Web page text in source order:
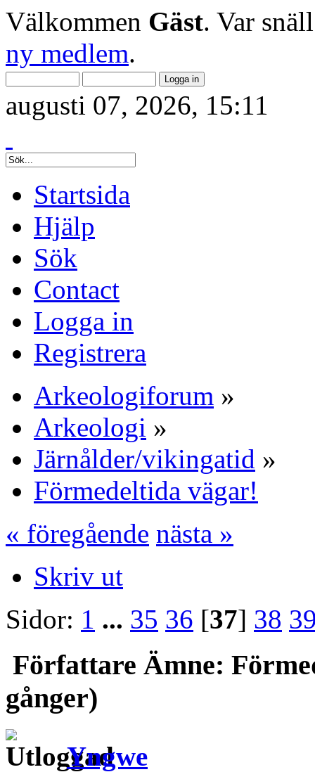
Välkommen Gäst. Var
ny medlem.
augusti 07, 2026, 15:11
Startsida
Hjälp
Sök
Contact
Logga in
Registrera
Arkeologiforum »
Arkeologi »
Järnålder/vikingatid »
Förmedeltida vägar!
« föregående nästa »
Skriv ut
Sidor: 1 ... 35 36 [37] 38
Författare Ämne:
gånger)
Yngwe